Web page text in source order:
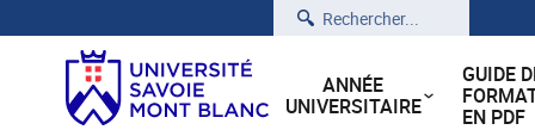
Rechercher
ANNÉE
UNIVERSITAIRE
GUIDE
EN PDF